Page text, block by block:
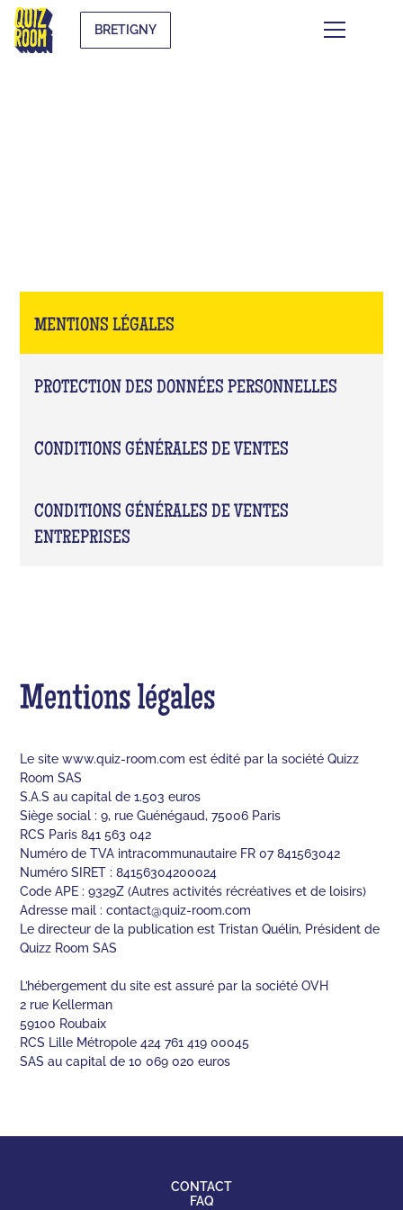
BRETIGNY
MENTIONS LÉGALES
PROTECTION DES DONNÉES PERSONNELLES
CONDITIONS GÉNÉRALES DE VENTES
CONDITIONS GÉNÉRALES DE VENTES
ENTREPRISES
Mentions légales
Le site www.quiz-room.com est édité par la société Quizz
Room SAS
S.A.S au capital de 1.503 euros
Siège social : 9, rue Guénégaud, 75006 Paris
RCS Paris 841 563 042
Numéro de TVA intracommunautaire FR 07 841563042
Numéro SIRET : 84156304200024
Code APE : 9329Z (Autres activités récréatives et de loisirs)
Adresse mail :contact@quiz-room.com
Le directeur de la publication est Tristan Quélin, Président de
Quizz Room SAS
L’hébergement du site est assuré par la société OVH
2 rue Kellerman
59100 Roubaix
RCS Lille Métropole 424 761 419 00045
SAS au capital de 10 069 020 euros
CONTACT
FAQ